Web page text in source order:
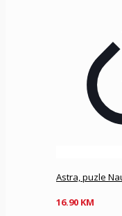
Astra, puzle
16.90 KM